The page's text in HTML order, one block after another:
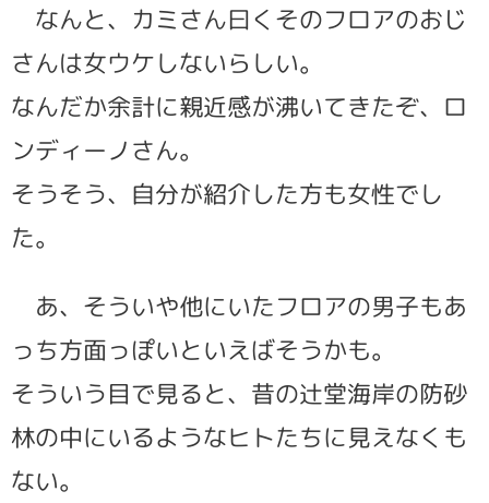
なんと、カミさん曰くそのフロアのおじ
さんは女ウケしないらしい。
なんだか余計に親近感が沸いてきたぞ、ロ
ンディーノさん。
そうそう、自分が紹介した方も女性でし
た。
あ、そういや他にいたフロアの男子もあ
っち方面っぽいといえばそうかも。
そういう目で見ると、昔の辻堂海岸の防砂
林の中にいるようなヒトたちに見えなくも
ない。